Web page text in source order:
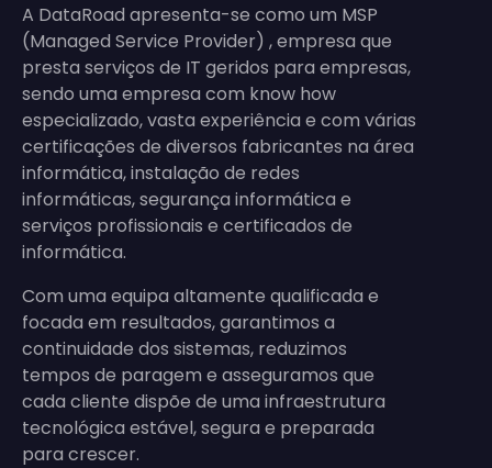
A DataRoad apresenta-se como um MSP
(Managed Service Provider) , empresa que
presta serviços de IT geridos para empresas,
sendo uma empresa com know how
especializado, vasta experiência e com várias
certificações de diversos fabricantes na área
informática, instalação de redes
informáticas, segurança informática e
serviços profissionais e certificados de
informática.
Com uma equipa altamente qualificada e
focada em resultados, garantimos a
continuidade dos sistemas, reduzimos
tempos de paragem e asseguramos que
cada cliente dispõe de uma infraestrutura
tecnológica estável, segura e preparada
para crescer.